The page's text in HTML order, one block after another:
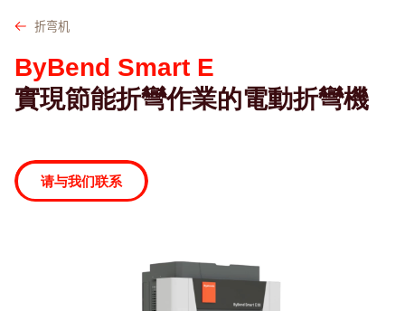
应用程序
新闻动态
myBystronic
折弯机
ByBend Smart E
實現節能折彎作業的電動折彎機
请与我们联系